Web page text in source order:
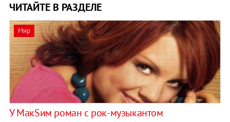
ЧИТАЙТЕ В РАЗДЕЛЕ
Мир
У МакSим роман с рок-музыкантом